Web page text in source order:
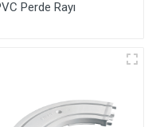
Perde Rayı